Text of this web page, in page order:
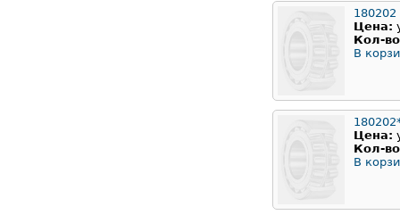
180202
Цена:
Кол-
В
Цена:
Кол-
В